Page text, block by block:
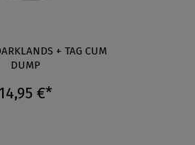
+ TAG CUM
DUMP
14,95 €*